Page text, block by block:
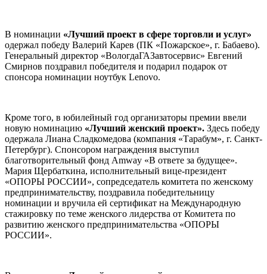
В номинации «Лучший проект в сфере торговли и услуг»
одержал победу Валерий Карев (ПК «Пожарское», г. Бабаево).
Генеральный директор «ВологдаГАЗавтосервис» Евгений
Смирнов поздравил победителя и подарил подарок от
спонсора номинации ноутбук Lenovo.
Кроме того, в юбилейный год организаторы премии ввели
новую номинацию «Лучший женский проект». Здесь победу
одержала Лиана Сладкомедова (компания «Тарабум», г. Санкт-
Петербург). Спонсором награждения выступил
благотворительный фонд Amway «В ответе за будущее».
Мария Щербаткина, исполнительный вице-президент
«ОПОРЫ РОССИИ», сопредседатель комитета по женскому
предпринимательству, поздравила победительницу
номинации и вручила ей сертификат на Международную
стажировку по теме женского лидерства от Комитета по
развитию женского предпринимательства «ОПОРЫ
РОССИИ».